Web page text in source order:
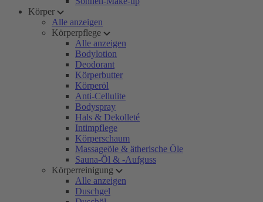
Körper
Alle anzeigen
Körperpflege
Alle anzeigen
Bodylotion
Deodorant
Körperbutter
Körperöl
Anti-Cellulite
Bodyspray
Hals & Dekolleté
Intimpflege
Körperschaum
Massageöle & ätherische Öle
Sauna-Öl & -Aufguss
Körperreinigung
Alle anzeigen
Duschgel